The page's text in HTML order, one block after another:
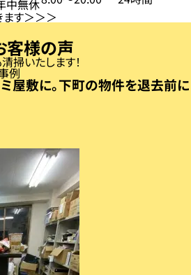
中無休
ます
客様の声
掃いたします！
例
屋敷に。下町の物件を退去前に